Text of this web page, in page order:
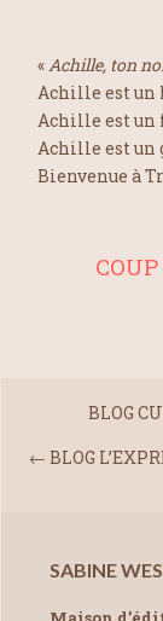
« Achille, ton
Achille est un
Achille est un
Achille est un
Bienvenue à
BLOG
← BLOG
SABINE